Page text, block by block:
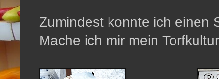
Zumindest konnte ich einen
Mache ich mir mein